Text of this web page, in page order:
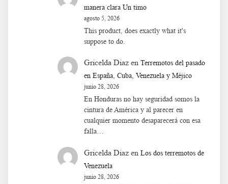
manera clara Un timo
agosto 5, 2026
This product, does exactly what it's
suppose to do.
Gricelda Diaz en Terremotos del pasado
en España, Cuba, Venezuela y Méjico
junio 28, 2026
En Honduras no hay seguridad somos la
cintura de América y al parecer en
cualquier momento desaparecerá con esa
falla…
Gricelda Diaz en Los dos terremotos de
Venezuela
junio 28, 2026